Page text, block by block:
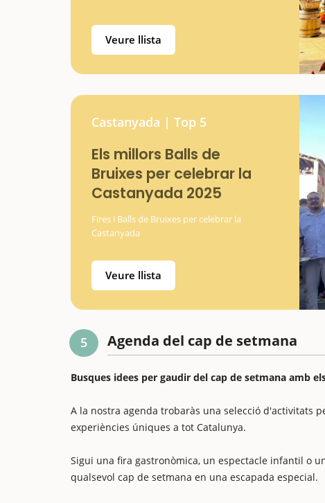
Veure llista
Castanyada | Top 5
Els millors Balls de
Bruixes per celebrar la
Castanyada 2025
Fires i Balls de Bruixes per celebrar la
Castanyada
Veure llista
5 Agenda del cap de setmana
Busques idees per gaudir del cap de setmana amb
A la nostra agenda trobaràs una selecció d'activitats
experiències úniques a tot Catalunya.
Sigui una fira gastronòmica, un espectacle infantil o
qualsevol cap de setmana en una escapada especial.